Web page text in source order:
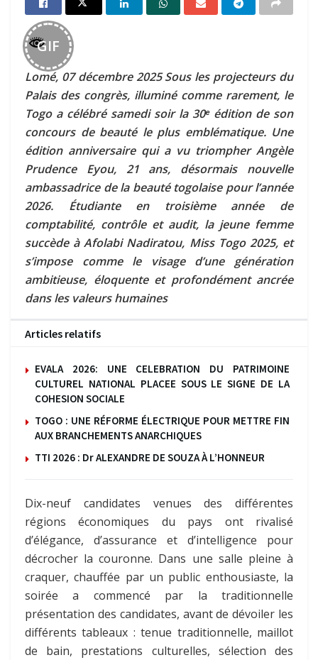
GIF
Lomé, 07 décembre 2025 Sous les projecteurs du
Palais des congrès, illuminé comme rarement, le
Togo a célébré samedi soir la 30ᵉ édition de son
concours de beauté le plus emblématique. Une
édition anniversaire qui a vu triompher Angèle
Prudence Eyou, 21 ans, désormais nouvelle
ambassadrice de la beauté togolaise pour l’année
2026. Étudiante en troisième année de
comptabilité, contrôle et audit, la jeune femme
succède à Afolabi Nadiratou, Miss Togo 2025, et
s’impose comme le visage d’une génération
ambitieuse, éloquente et profondément ancrée
dans les valeurs humaines
Articles relatifs
EVALA 2026: UNE CELEBRATION DU PATRIMOINE
CULTUREL NATIONAL PLACEE SOUS LE SIGNE DE LA
COHESION SOCIALE
TOGO : UNE RÉFORME ÉLECTRIQUE POUR METTRE FIN
AUX BRANCHEMENTS ANARCHIQUES
TTI 2026 : Dr ALEXANDRE DE SOUZA À L’HONNEUR
Dix-neuf candidates venues des différentes
régions économiques du pays ont rivalisé
d’élégance, d’assurance et d’intelligence pour
décrocher la couronne. Dans une salle pleine à
craquer, chauffée par un public enthousiaste, la
soirée a commencé par la traditionnelle
présentation des candidates, avant de dévoiler les
différents tableaux : tenue traditionnelle, maillot
de bain, prestations culturelles, sélection des